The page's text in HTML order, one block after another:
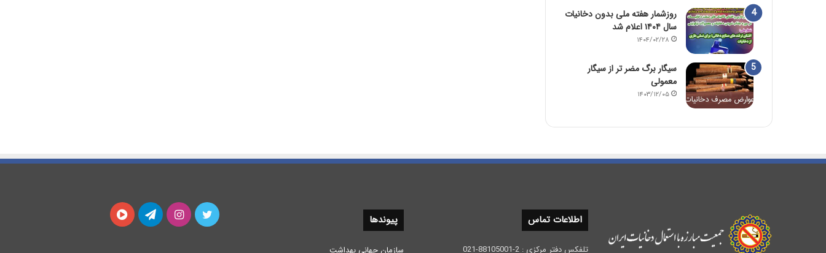
روزشمار هفته ملی بدون دخانیات
سال ۱۴۰۴ اعلام شد
۱۴۰۴/۰۲/۲۸
سیگار برگ مضر تر از سیگار
معمولی
۱۴۰۳/۱۲/۰۵
اطلاعات تماس
تلفکس دفتر مرکزی : 2-88105001-021
پیوندها
سازمان جهانی بهداشت
توییتر اینستاگرامتلگرام آپارات